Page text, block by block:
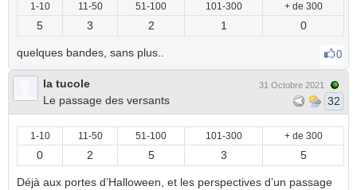
1-10 11-50 51-100 101-300 + de 300
5 3 2 1 0
quelques bandes, sans plus.. 0
la tucole
Le passage des versants
31 Octobre 2021
32
1-10 11-50 51-100 101-300 + de 300
0 2 5 3 5
Déjà aux portes d’Halloween, et les perspectives d’un passage